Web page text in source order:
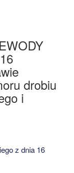
drobiu
i
z dnia 16